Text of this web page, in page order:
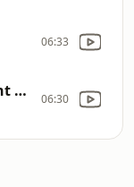
06:33
I Close My Eyes (And Count To Ten) 06:30